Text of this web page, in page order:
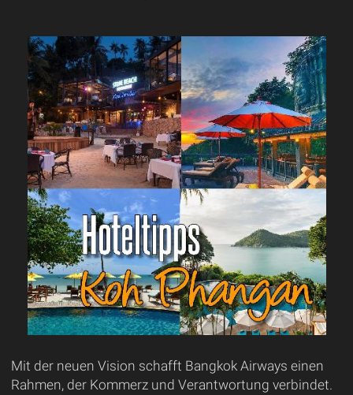
Mit der neuen Vision schafft Bangkok Airways einen
Rahmen, der Kommerz und Verantwortung verbindet.